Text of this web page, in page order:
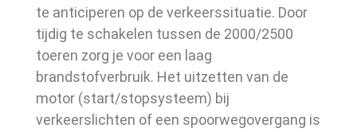
te anticiperen op de verkeerssituatie. Door
tijdig te schakelen tussen de 2000/2500
toeren zorg je voor een laag
brandstofverbruik. Het uitzetten van de
motor (start/stopsysteem) bij
verkeerslichten of een spoorwegovergang is